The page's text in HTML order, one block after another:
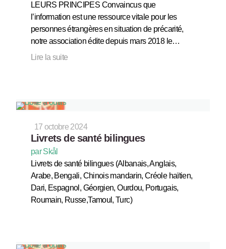
LEURS PRINCIPES Convaincus que
l’information est une ressource vitale pour les
personnes étrangères en situation de précarité,
notre association édite depuis mars 2018 le…
Lire la suite
17 octobre 2024
Livrets de santé bilingues
par Skål
Livrets de santé bilingues (Albanais, Anglais,
Arabe, Bengali, Chinois mandarin, Créole haïtien,
Dari, Espagnol, Géorgien, Ourdou, Portugais,
Roumain, Russe,Tamoul, Turc)